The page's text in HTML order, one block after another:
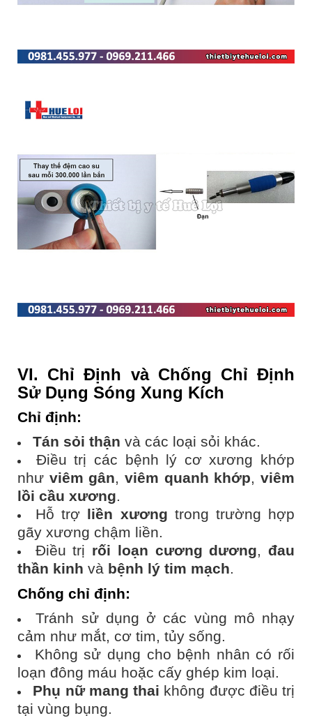
VI. Chỉ Định và Chống Chỉ Định
Sử Dụng Sóng Xung Kích
Chỉ định:
Tán sỏi thận và các loại sỏi khác.
Điều trị các bệnh lý cơ xương khớp
như viêm gân,viêm quanh khớp,viêm
lồi cầu xương.
Hỗ trợ liền xương trong trường hợp
gãy xương chậm liền.
Điều trị rối loạn cương dương,đau
thần kinh và bệnh lý tim mạch.
Chống chỉ định:
Tránh sử dụng ở các vùng mô nhạy
cảm như mắt, cơ tim, tủy sống.
Không sử dụng cho bệnh nhân có rối
loạn đông máu hoặc cấy ghép kim loại.
Phụ nữ mang thai không được điều trị
tại vùng bụng.